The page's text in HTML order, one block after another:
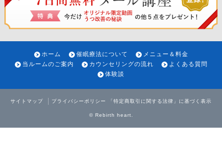
ホーム 催眠療法について
メニュー＆料金
当ルームのご案内
カウンセリングの流れ
よくある質問
体験談
サイトマップ プライバシーポリシー 「特定商取引に関する法律」に基づく表示
© Rebirth heart